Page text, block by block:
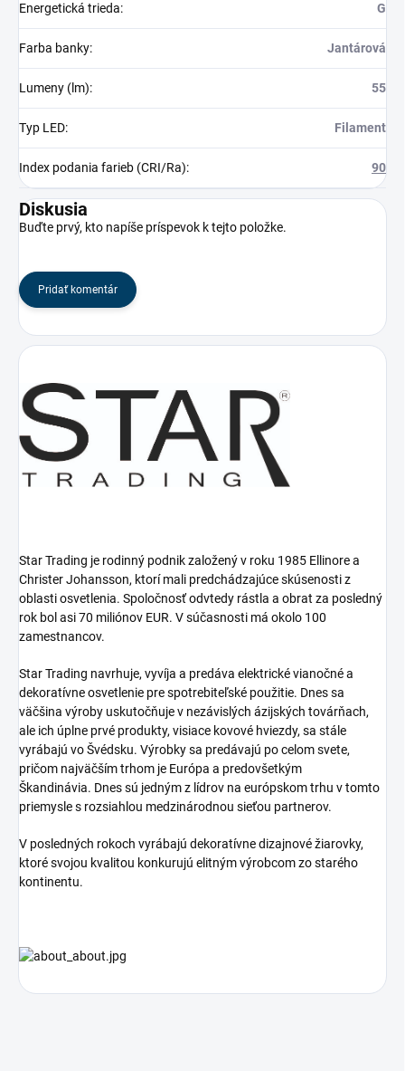
Energetická trieda: G
Farba banky: Jantárová
Lumeny (lm): 55
Typ LED: Filament
Index podania farieb (CRI/Ra): 90
Diskusia
Buďte prvý, kto napíše príspevok k tejto položke.
Pridať komentár
Star Trading je rodinný podnik založený v roku 1985 Ellinore a
Christer Johansson, ktorí mali predchádzajúce skúsenosti z
oblasti osvetlenia. Spoločnosť odvtedy rástla a obrat za posledný
rok bol asi 70 miliónov EUR. V súčasnosti má okolo 100
zamestnancov.
Star Trading navrhuje, vyvíja a predáva elektrické vianočné a
dekoratívne osvetlenie pre spotrebiteľské použitie. Dnes sa
väčšina výroby uskutočňuje v nezávislých ázijských továrňach,
ale ich úplne prvé produkty, visiace kovové hviezdy, sa stále
vyrábajú vo Švédsku. Výrobky sa predávajú po celom svete,
pričom najväčším trhom je Európa a predovšetkým
Škandinávia. Dnes sú jedným z lídrov na európskom trhu v tomto
priemysle s rozsiahlou medzinárodnou sieťou partnerov.
V posledných rokoch vyrábajú dekoratívne dizajnové žiarovky,
ktoré svojou kvalitou konkurujú elitným výrobcom zo starého
kontinentu.